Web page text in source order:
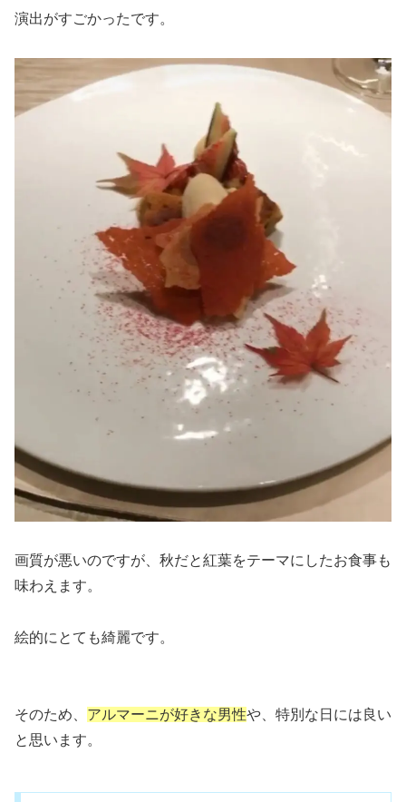
演出がすごかったです。
画質が悪いのですが、秋だと紅葉をテーマにしたお食事も
味わえます。
絵的にとても綺麗です。
そのため、 アルマーニが好きな男性や、特別な日には良い
と思います。